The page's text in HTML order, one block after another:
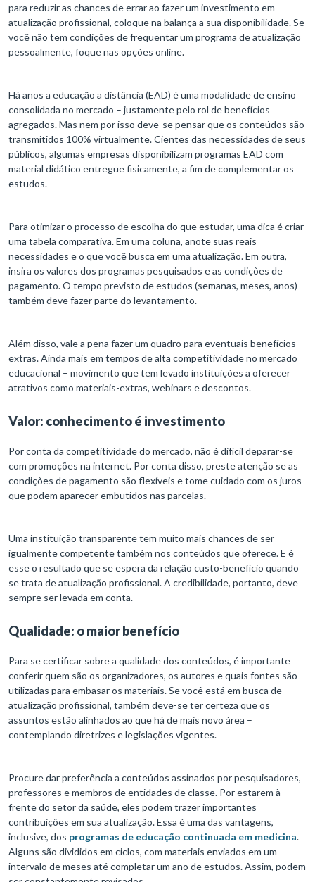
para reduzir as chances de errar ao fazer um investimento em
atualização profissional, coloque na balança a sua disponibilidade. Se
você não tem condições de frequentar um programa de atualização
pessoalmente, foque nas opções online.
Há anos a educação a distância (EAD) é uma modalidade de ensino
consolidada no mercado – justamente pelo rol de benefícios
agregados. Mas nem por isso deve-se pensar que os conteúdos são
transmitidos 100% virtualmente. Cientes das necessidades de seus
públicos, algumas empresas disponibilizam programas EAD com
material didático entregue fisicamente, a fim de complementar os
estudos.
Para otimizar o processo de escolha do que estudar, uma dica é criar
uma tabela comparativa. Em uma coluna, anote suas reais
necessidades e o que você busca em uma atualização. Em outra,
insira os valores dos programas pesquisados e as condições de
pagamento. O tempo previsto de estudos (semanas, meses, anos)
também deve fazer parte do levantamento.
Além disso, vale a pena fazer um quadro para eventuais benefícios
extras. Ainda mais em tempos de alta competitividade no mercado
educacional – movimento que tem levado instituições a oferecer
atrativos como materiais-extras, webinars e descontos.
Valor: conhecimento é investimento
Por conta da competitividade do mercado, não é difícil deparar-se
com promoções na internet. Por conta disso, preste atenção se as
condições de pagamento são flexíveis e tome cuidado com os juros
que podem aparecer embutidos nas parcelas.
Uma instituição transparente tem muito mais chances de ser
igualmente competente também nos conteúdos que oferece. E é
esse o resultado que se espera da relação custo-benefício quando
se trata de atualização profissional. A credibilidade, portanto, deve
sempre ser levada em conta.
Qualidade: o maior benefício
Para se certificar sobre a qualidade dos conteúdos, é importante
conferir quem são os organizadores, os autores e quais fontes são
utilizadas para embasar os materiais. Se você está em busca de
atualização profissional, também deve-se ter certeza que os
assuntos estão alinhados ao que há de mais novo área –
contemplando diretrizes e legislações vigentes.
Procure dar preferência a conteúdos assinados por pesquisadores,
professores e membros de entidades de classe. Por estarem à
frente do setor da saúde, eles podem trazer importantes
contribuições em sua atualização. Essa é uma das vantagens,
inclusive, dos programas de educação continuada em medicina.
Alguns são divididos em ciclos, com materiais enviados em um
intervalo de meses até completar um ano de estudos. Assim, podem